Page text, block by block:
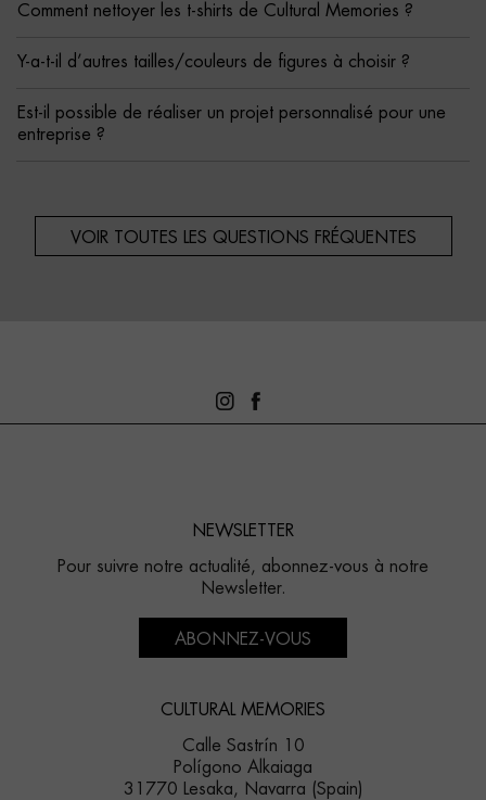
Comment nettoyer les t-shirts de Cultural Memories ?
Y-a-t-il d’autres tailles/couleurs de figures à choisir ?
Est-il possible de réaliser un projet personnalisé pour une
entreprise ?
VOIR TOUTES LES QUESTIONS FRÉQUENTES
NEWSLETTER
Pour suivre notre actualité, abonnez-vous à notre
Newsletter.
ABONNEZ-VOUS
CULTURAL MEMORIES
Calle Sastrín 10
Polígono Alkaiaga
31770 Lesaka, Navarra (Spain)